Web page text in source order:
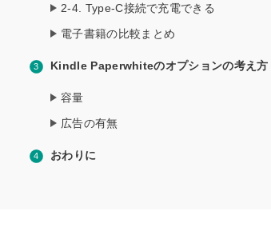
2-4. Type-C接続で充電できる
電子書籍の比較まとめ
Kindle Paperwhiteのオプションの考え方
容量
広告の有無
おわりに